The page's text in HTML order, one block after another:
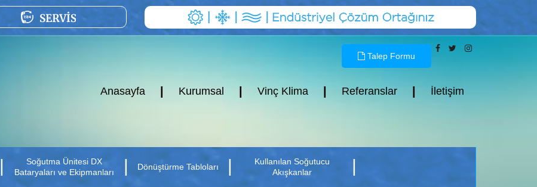
Talep Formu
Anasayfa Kurumsal Vinç Klima Referanslar İletişim
|
Soğutma Ünitesi DX
Bataryaları ve Ekipmanları
| Dönüştürme Tabloları |
Kullanılan Soğutucu
Akışkanlar
|